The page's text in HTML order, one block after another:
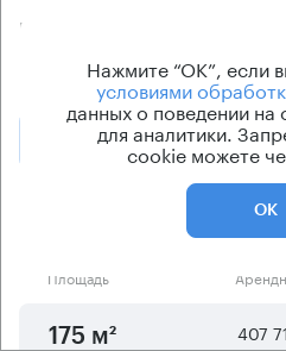
Позвонить Получить
Предложения по
Площадь
175 м² 407
Нажмите “ОК”, если
условиями
данных о поведении
для аналитики.
cookie можете
ОК